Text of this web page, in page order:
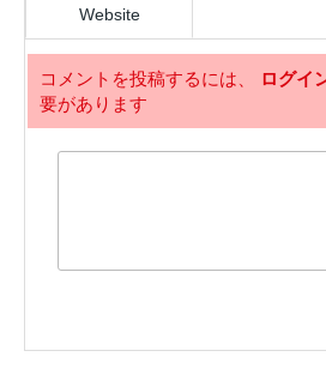
3年前 3年前
59話
Website
コメントを投稿するには、 ログイ
要があります